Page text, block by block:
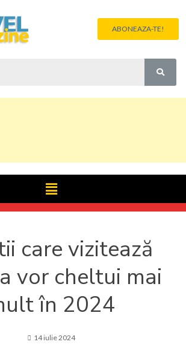
ABONEAZA-TE!
care vizitează
vor cheltui mai
în 2024
14 iulie 2024